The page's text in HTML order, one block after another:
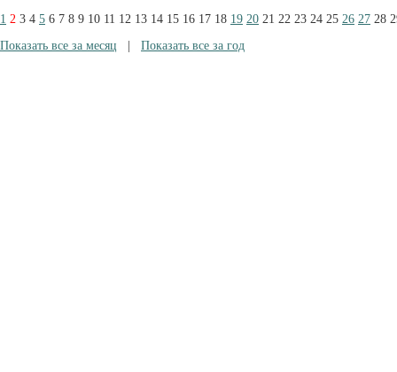
1 2 3 4 5 6 7 8 9 10 11 12 13 14 15 16 17 18 19 20 21 22 23 24 25 26 27 28
Показать все за месяц
Показать все за год